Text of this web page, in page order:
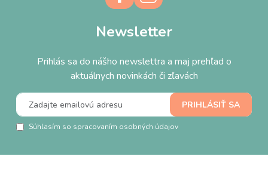
Newsletter
Prihlás sa do nášho newslettra a maj prehľad o
aktuálnych novinkách či zľavách
Súhlasím so spracovaním osobných údajov